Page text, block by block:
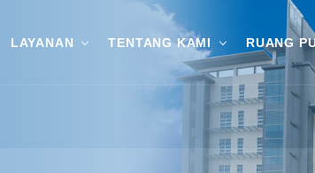
LAYANAN TENTANG KAMI RUANG